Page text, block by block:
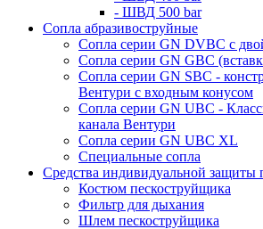
- ШВД 500 bar
Сопла абразивоструйные
Сопла серии GN DVBC с
Сопла серии GN GBC
Сопла серии GN SBC -
Вентури c входным конусом
Сопла серии GN UBC -
канала Вентури
Сопла серии GN UBC XL
Специальные сопла
Средства индивидуальной защиты
Костюм пескоструйщика
Фильтр для дыхания
Шлем пескоструйщика